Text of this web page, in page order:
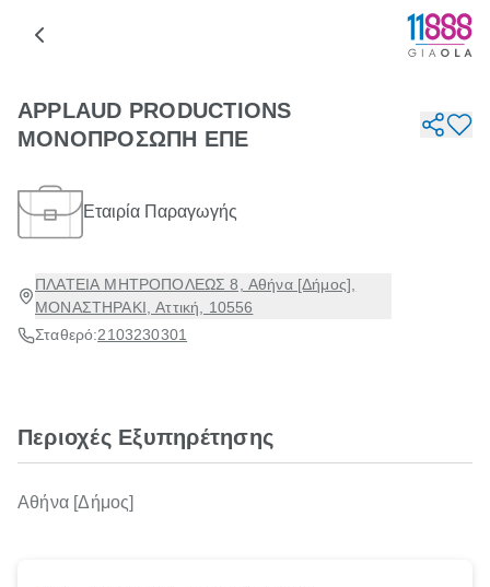
APPLAUD PRODUCTIONS
ΜΟΝΟΠΡΟΣΩΠΗ ΕΠΕ
Εταιρία Παραγωγής
ΠΛΑΤΕΙΑ ΜΗΤΡΟΠΟΛΕΩΣ 8, Αθήνα [Δήμος],
ΜΟΝΑΣΤΗΡΑΚΙ, Αττική, 10556
Σταθερό:2103230301
Περιοχές Εξυπηρέτησης
Αθήνα [Δήμος]